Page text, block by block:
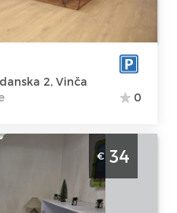
2, Vinča
0
Kaludjerica
za 3 osobe u
€ 34